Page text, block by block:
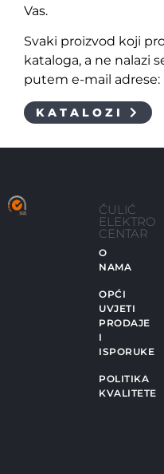
Vas.
Svaki proizvod koji
kataloga, a ne nalazi
putem e-mail adrese:
KATALOZI
ČULIĆ
ELEKTRO
CENTAR
O
NAMA
OPĆI
UVJETI
PRODAJE
I
ISPORUKE
POLITIKA
KVALITETE